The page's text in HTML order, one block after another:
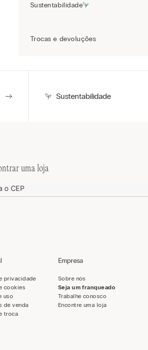
Sustentabilidade
Trocas e devoluções
Sustentabilidade
uma loja
privacidade
cookies
uso
de venda
troca
Empresa
Sobre nós
Seja um franqueado
Trabalhe conosco
Encontre uma loja